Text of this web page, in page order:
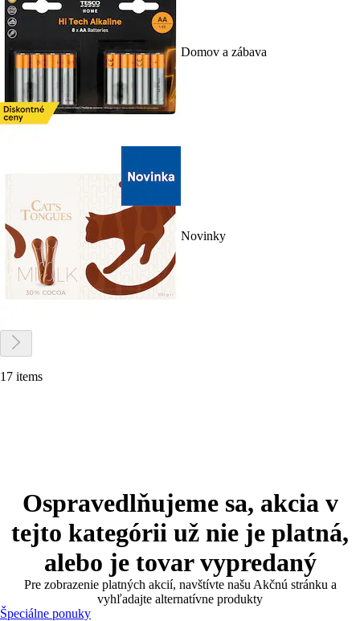
Domov a zábava
Novinky
17 items
Ospravedlňujeme sa, akcia v
tejto kategórii už nie je platná,
alebo je tovar vypredaný
Pre zobrazenie platných akcií, navštívte našu Akčnú stránku a
vyhľadajte alternatívne produkty
Špeciálne ponuky